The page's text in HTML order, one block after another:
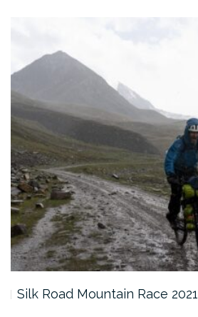
Silk Road Mountain Race 2021